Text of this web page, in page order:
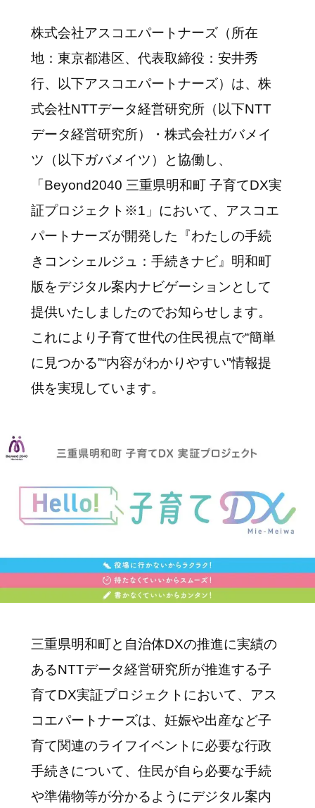
株式会社アスコエパートナーズ（所在
地：東京都港区、代表取締役：安井秀
行、以下アスコエパートナーズ）は、株
式会社NTTデータ経営研究所（以下NTT
データ経営研究所）・株式会社ガバメイ
ツ（以下ガバメイツ）と協働し、
「Beyond2040 三重県明和町 子育てDX実
証プロジェクト※1」において、アスコエ
パートナーズが開発した『わたしの手続
きコンシェルジュ：手続きナビ』明和町
版をデジタル案内ナビゲーションとして
提供いたしましたのでお知らせします。
これにより子育て世代の住民視点で“簡単
に見つかる”“内容がわかりやすい"情報提
供を実現しています。
三重県明和町と自治体DXの推進に実績の
あるNTTデータ経営研究所が推進する子
育てDX実証プロジェクトにおいて、アス
コエパートナーズは、妊娠や出産など子
育て関連のライフイベントに必要な行政
手続きについて、住民が自ら必要な手続
や準備物等が分かるようにデジタル案内